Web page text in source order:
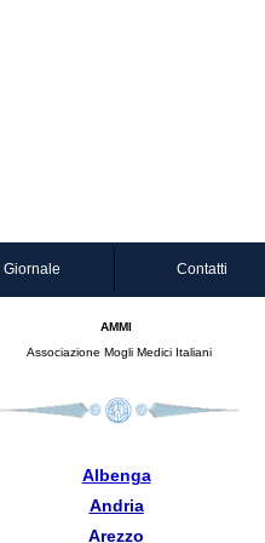
Il Giornale Contatti
AMMI
Associazione Mogli Medici Italiani
Albenga
Andria
Arezzo